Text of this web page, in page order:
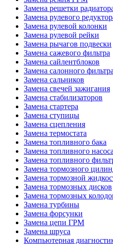
Замена решетки
Замена рулевого
Замена рулевой колонки
Замена рулевой рейки
Замена рычагов подвески
Замена сажевого фильтра
Замена сайлентблоков
Замена салонного фильтра
Замена сальников
Замена свечей зажигания
Замена стабилизаторов
Замена стартера
Замена ступицы
Замена сцепления
Замена термостата
Замена топливного бака
Замена топливного насоса
Замена топливного
Замена тормозного
Замена тормозной
Замена тормозных дисков
Замена тормозных
Замена турбины
Замена форсунки
Замена цепи ГРМ
Замена шруса
Компьютерная